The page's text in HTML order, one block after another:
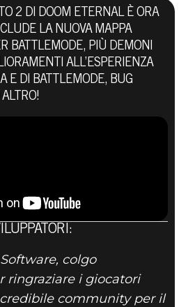
DELLA
2 DI DOOM ETERNAL È ORA
LA NUOVA MAPPA
BATTLEMODE, PIÙ DEMONI
ALL’ESPERIENZA
E DI BATTLEMODE, BUG
colgo
ringraziare i giocatori
community per il